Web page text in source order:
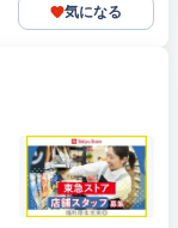
気になる